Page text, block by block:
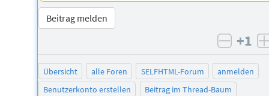
Beitrag melden
+1
Übersicht alle Foren SELFHTML-Forum
anmelden
Benutzerkonto erstellen
Beitrag im Thread-Baum